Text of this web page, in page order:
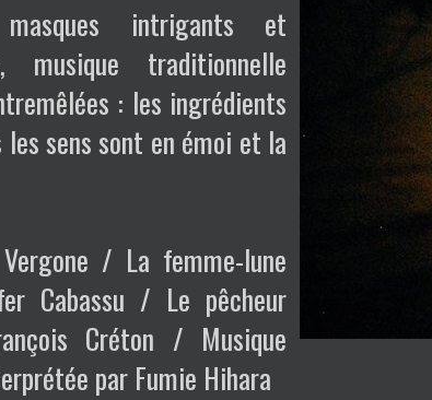
masques intrigants et
musique traditionnelle
: les ingrédients
sens sont en émoi et la
/ La femme-lune
Cabassu / Le pêcheur
Créton / Musique
par Fumie Hihara